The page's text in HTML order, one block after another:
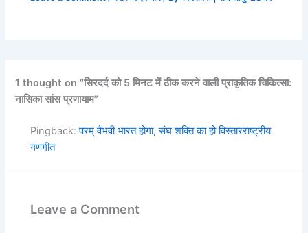
1 thought on “सिरदर्द को 5 मिनट में ठीक करने वाली प्राकृतिक चिकित्सा:
नासिका सांस प्रणायाम”
Pingback:परम् वैभवी भारत होगा, संघ शक्ति का हो विस्तारराष्ट्रीय
गणगीत
Leave a Comment